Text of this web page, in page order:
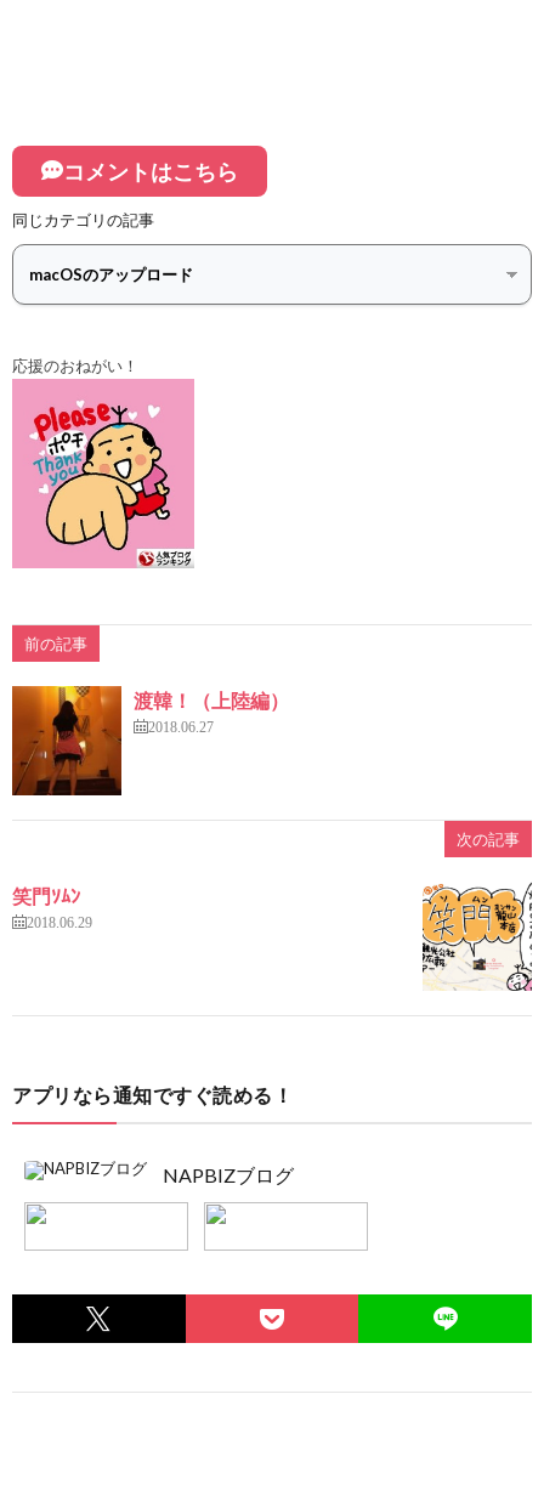
コメントはこちら
同じカテゴリの記事
応援のおねがい！
前の記事
渡韓！（上陸編）
2018.06.27
次の記事
笑門ｿﾑﾝ
2018.06.29
アプリなら通知ですぐ読める！
NAPBIZブログ